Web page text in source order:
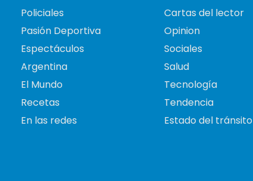
Policiales
Pasión Deportiva
Espectáculos
Argentina
El Mundo
Recetas
En las redes
Cartas del lector
Opinion
Sociales
Salud
Tecnología
Tendencia
Estado del tránsito